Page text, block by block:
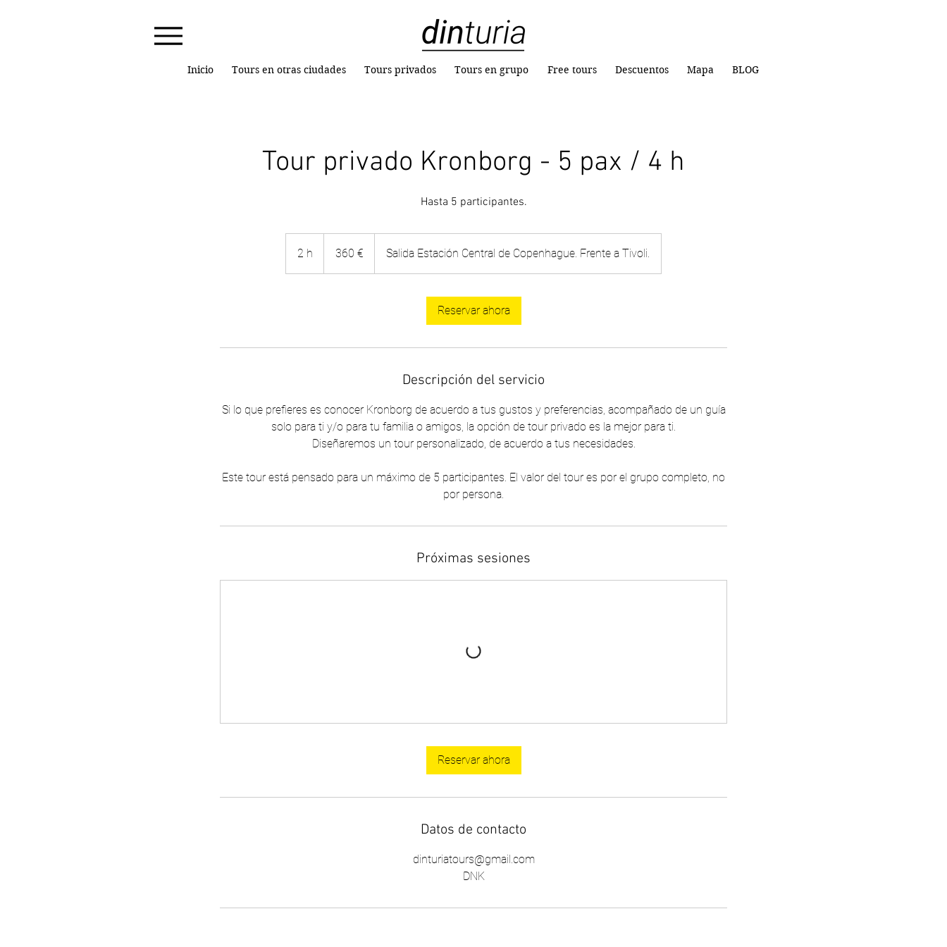
Inicio Tours en otras ciudades Tours privados Tours en grupo Free tours Descuentos Mapa BLOG
Tour privado Kronborg - 5 pax / 4 h
Hasta 5 participantes.
2 h 360 € Salida Estación Central de Copenhague. Frente a Tivoli.
Reservar ahora
Descripción del servicio
Si lo que prefieres es conocer Kronborg de acuerdo a tus gustos y preferencias, acompañado de un guía
solo para ti y/o para tu familia o amigos, la opción de tour privado es la mejor para ti.
Diseñaremos un tour personalizado, de acuerdo a tus necesidades.
Este tour está pensado para un máximo de 5 participantes. El valor del tour es por el grupo completo, no
por persona.
Próximas sesiones
Reservar ahora
Datos de contacto
dinturiatours@gmail.com
DNK